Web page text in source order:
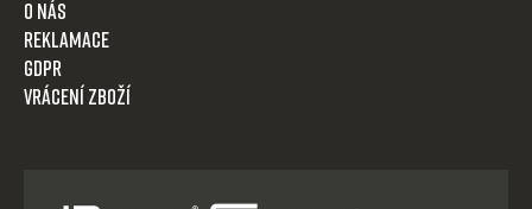
O nás
Reklamace
GDPR
Vrácení zboží